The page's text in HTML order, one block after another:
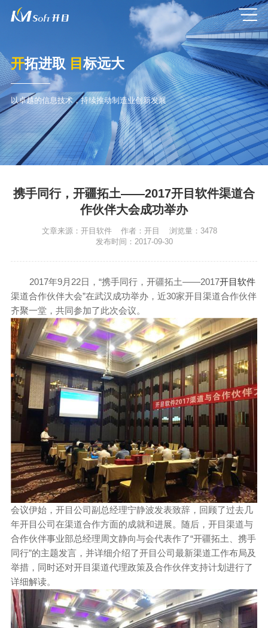
开拓进取 目 标远大
以卓越的信息技术，持续推动制造业创新发展
携手同行，开疆拓土——2017开目软件渠道合
作伙伴大会成功举办
文章来源： 开目软件 作者：开目 浏览量： 3478
发布时间： 2017-09-30
2017年9月22日，“携手同行，开疆拓土——2017开目软件
渠道合作伙伴大会”在武汉成功举办，近30家开目渠道合作伙伴
齐聚一堂，共同参加了此次会议。
会议伊始，开目公司副总经理宁静波发表致辞，回顾了过去几
年开目公司在渠道合作方面的成就和进展。随后，开目渠道与
合作伙伴事业部总经理周文静向与会代表作了“开疆拓土、携手
同行”的主题发言，并详细介绍了开目公司最新渠道工作布局及
举措，同时还对开目渠道代理政策及合作伙伴支持计划进行了
详细解读。